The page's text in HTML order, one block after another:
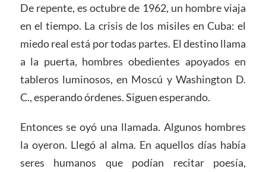
De repente, es octubre de 1962, un hombre viaja
en el tiempo. La crisis de los misiles en Cuba: el
miedo real está por todas partes. El destino llama
a la puerta, hombres obedientes apoyados en
tableros luminosos, en Moscú y Washington D.
C., esperando órdenes. Siguen esperando.
Entonces se oyó una llamada. Algunos hombres
la oyeron. Llegó al alma. En aquellos días había
seres humanos que podían recitar poesía,